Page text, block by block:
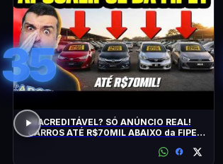
35
INACREDITÁVEL? SÓ ANÚNCIO REAL!
CARROS ATÉ R$70MIL ABAIXO da FIPE: